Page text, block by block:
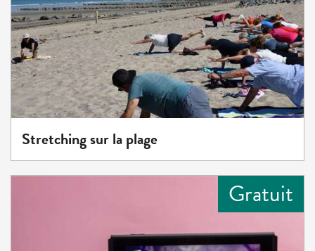
Stretching sur la plage
Gratuit